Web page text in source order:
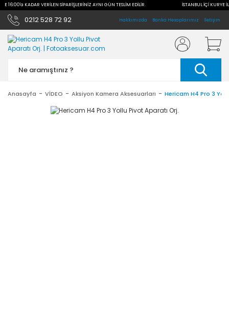
16:00'a KADAR VERİLEN SİPARİŞLERİNİZ AYNI GÜN TESLİM EDİLİR. İSTANBUL İÇİ KURYE
0212 528 72 92 Hakkımızda Banka Hesaplarımız İletişim
Anasayfa VİDEO Aksiyon Kamera Aksesuarları Hericam H4 Pro 3